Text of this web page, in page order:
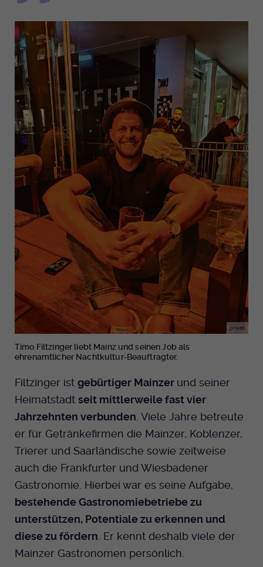
privat
Timo Filtzinger liebt Mainz und seinen Job als
ehrenamtlicher Nachtkultur-Beauftragter.
Filtzinger ist gebürtiger Mainzer und seiner
Heimatstadt seit mittlerweile fast vier
Jahrzehnten verbunden . Viele Jahre betreute
er für Getränkefirmen die Mainzer, Koblenzer,
Trierer und Saarländische sowie zeitweise
auch die Frankfurter und Wiesbadener
Gastronomie. Hierbei war es seine Aufgabe,
bestehende Gastronomiebetriebe zu
unterstützen, Potentiale zu erkennen und
diese zu fördern . Er kennt deshalb viele der
Mainzer Gastronomen persönlich.